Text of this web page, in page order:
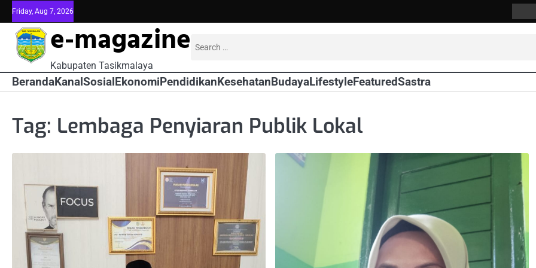
Skip
to
content
Friday, Aug 7, 2026
e-magazine
Kabupaten Tasikmalaya
Search
BerandaKanalSosialEkonomiPendidikanKesehatanBudayaLifestyleFeaturedSastra
Tag: Lembaga Penyiaran Publik Lokal